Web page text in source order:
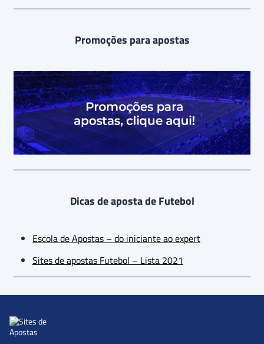
Promoções para apostas
Dicas de aposta de Futebol
Escola de Apostas – do iniciante ao expert
Sites de apostas Futebol – Lista 2021